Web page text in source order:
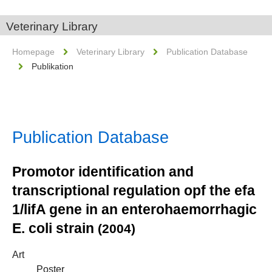
Veterinary Library
Homepage Veterinary Library
Publication Database
Publikation
Publication Database
Promotor identification and
transcriptional regulation opf the efa
1/lifA gene in an enterohaemorrhagic
E. coli strain (2004)
Art
Poster